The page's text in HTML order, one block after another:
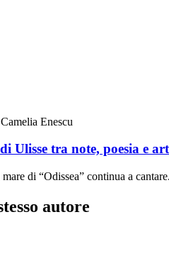
Enescu
Ulisse tra note, poesia e
di “Odissea” continua a
autore